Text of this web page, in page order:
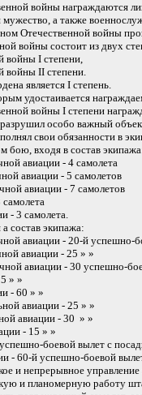
войны награждаются
мужество, а также
Отечественной войны
войны состоит из двух
войны I степени,
войны II степени.
является I степень.
удостаивается
войны I степени
особо важный
свои обязанности в
бою, входя в состав
авиации - 4 самолета
авиации - 5 самолетов
авиации - 7 самолетов
- 3 самолета.
состав экипажа:
авиации - 20-й успешно-
авиации - 25 » »
авиации - 30 успешно-
» »
- 60 » »
авиации - 25 » »
авиации - 30 » »
- 15 » »
боевой вылет с
- 60-й успешно-боевой
и непрерывное
и планомерную работу